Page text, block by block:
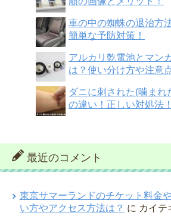
車の中の蜘蛛の退治方
簡単な予防対策！
アルカリ乾電池とマン
は？使い分け方や注意
ダニに刺された(噛まれ
の違い！正しい対処法！
最近のコメント
東京サマーランドのチケット料金
い方やアクセス方法は？ に カイテ